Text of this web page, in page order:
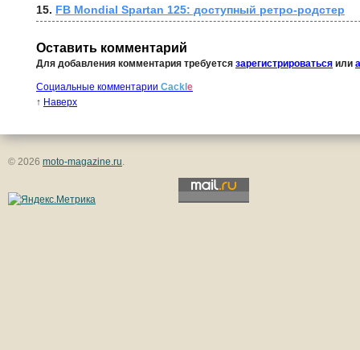
15. FB Mondial Spartan 125: доступный ретро-родстер
Оставить комментарий
Для добавления комментария требуется зарегистрироваться или
Социальные комментарии Cackl e
↑ Наверх
© 2026 moto-magazine.ru.